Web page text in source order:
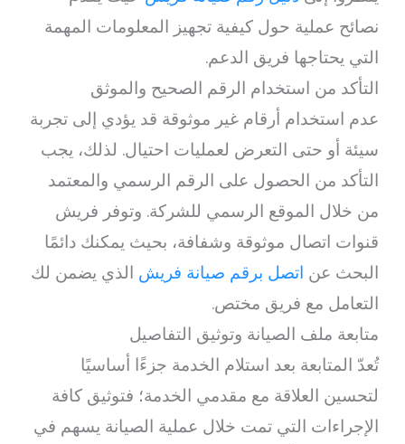
نصائح عملية حول كيفية تجهيز المعلومات المهمة
التي يحتاجها فريق الدعم.
التأكد من استخدام الرقم الصحيح والموثق
عدم استخدام أرقام غير موثوقة قد يؤدي إلى تجربة
سيئة أو حتى التعرض لعمليات احتيال. لذلك، يجب
التأكد من الحصول على الرقم الرسمي والمعتمد
من خلال الموقع الرسمي للشركة. وتوفر فريش
قنوات اتصال موثوقة وشفافة، بحيث يمكنك دائمًا
البحث عن اتصل برقم صيانة فريش الذي يضمن لك
التعامل مع فريق مختص.
متابعة ملف الصيانة وتوثيق التفاصيل
تُعدّ المتابعة بعد استلام الخدمة جزءًا أساسيًا
لتحسين العلاقة مع مقدمي الخدمة؛ فتوثيق كافة
الإجراءات التي تمت خلال عملية الصيانة يسهم في